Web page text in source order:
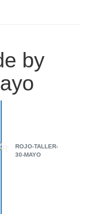
by
ROJO-TALLER-
30-MAYO